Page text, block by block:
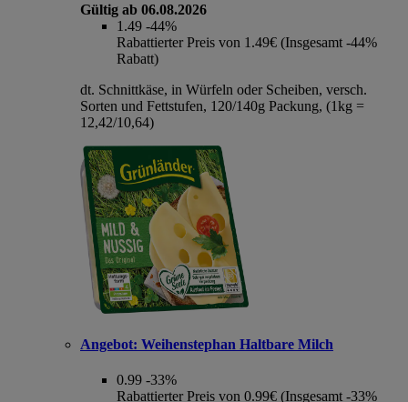
Gültig ab 06.08.2026
1.49 -44%
Rabattierter Preis von 1.49€ (Insgesamt -44%
Rabatt)
dt. Schnittkäse, in Würfeln oder Scheiben, versch.
Sorten und Fettstufen, 120/140g Packung, (1kg =
12,42/10,64)
Angebot: Weihenstephan Haltbare Milch
0.99 -33%
Rabattierter Preis von 0.99€ (Insgesamt -33%